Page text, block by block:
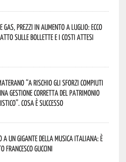
e gas, prezzi in aumento a luglio: ecco
sulle bollette e i costi attesi
“a rischio gli sforzi compiuti
gestione corretta del patrimonio
Cosa è successo
a un gigante della musica italiana: è
Francesco Guccini